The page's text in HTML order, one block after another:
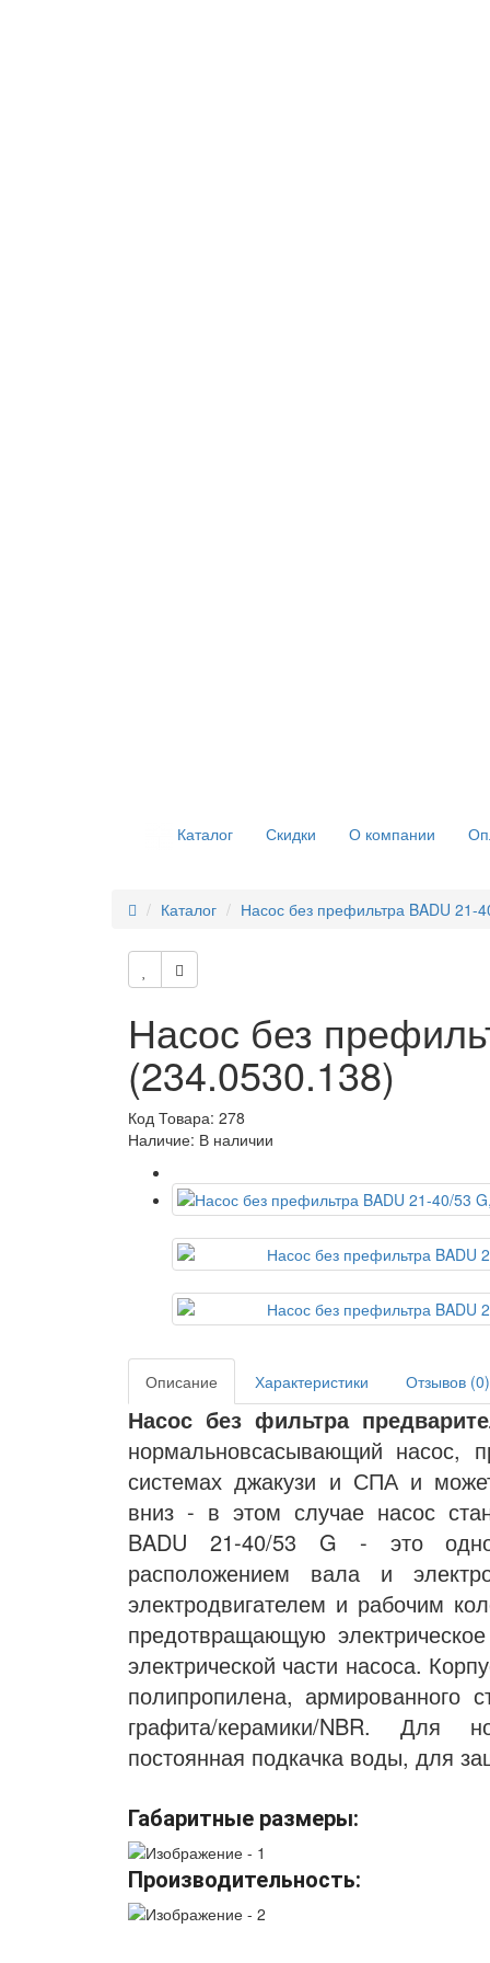
Каталог Скидки О компании
Каталог Насос без префильтра BADU 21-
Насос без
(234.0530.138)
Код Товара: 278
Наличие: В наличии
Описание Характеристики Отзывов (0)
Насос без фильтра
нормальновсасывающий насос,
системах джакузи и СПА и
вниз - в этом случае насос
BADU 21-40/53 G - это
расположением вала и
электродвигателем и рабочим
предотвращающую
электрической части насоса.
полипропилена, армированного
графита/керамики/NBR. Для
постоянная подкачка воды, для
Габаритные размеры:
Производительность: